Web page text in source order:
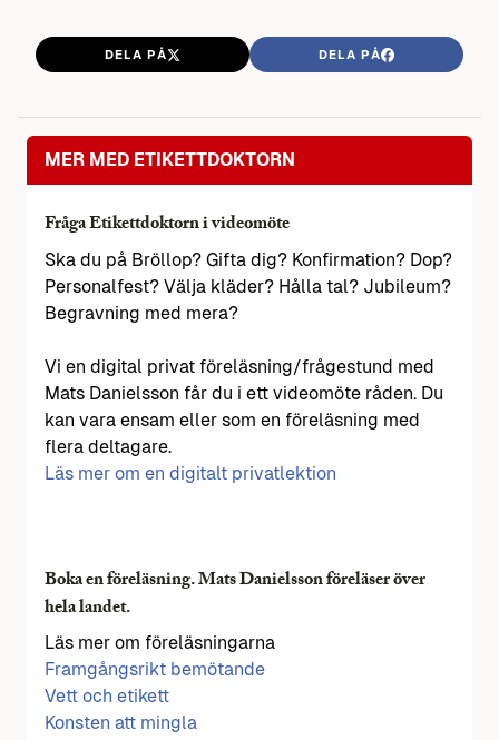
DELA PÅ DELA PÅ
MER MED ETIKETTDOKTORN
Fråga Etikettdoktorn i videomöte
Ska du på Bröllop? Gifta dig? Konfirmation? Dop?
Personalfest? Välja kläder? Hålla tal? Jubileum?
Begravning med mera?
Vi en digital privat föreläsning/frågestund med
Mats Danielsson får du i ett videomöte råden. Du
kan vara ensam eller som en föreläsning med
flera deltagare.
Läs mer om en digitalt privatlektion
Boka en föreläsning. Mats Danielsson föreläser över
hela landet.
Läs mer om föreläsningarna
Framgångsrikt bemötande
Vett och etikett
Konsten att mingla